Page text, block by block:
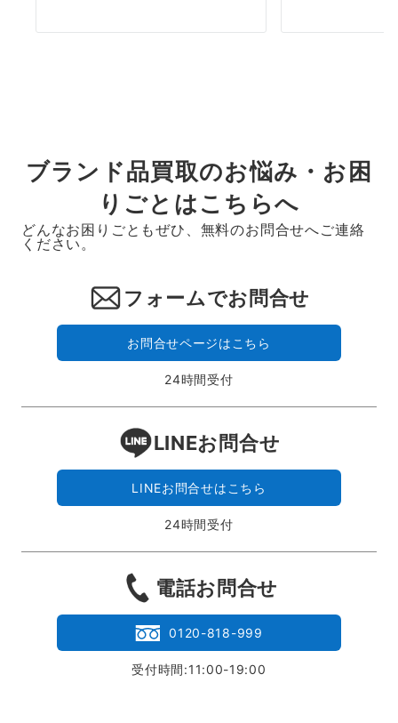
ブランド品買取のお悩み・お困
りごとはこちらへ
どんなお困りごともぜひ、無料のお問合せへご連絡
ください。
フォームでお問合せ
お問合せページはこちら
24時間受付
LINEお問合せ
LINEお問合せはこちら
24時間受付
電話お問合せ
0120-818-999
受付時間:11:00-19:00